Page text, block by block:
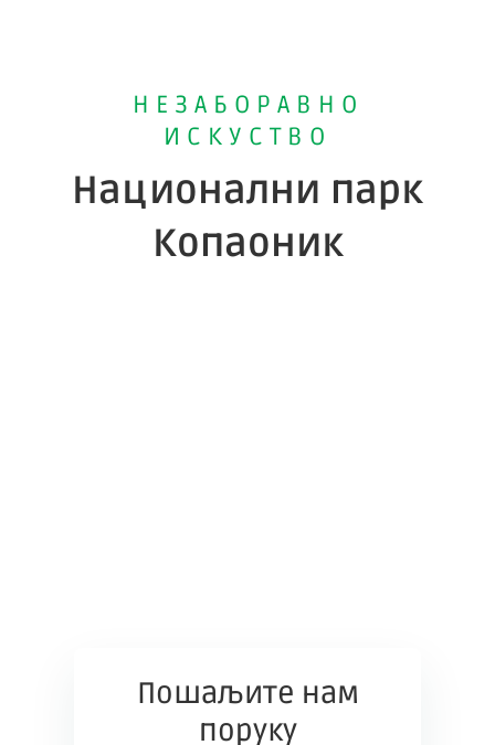
НЕЗАБОРАВНО
ИСКУСТВО
Национални парк
Копаоник
Пошаљите нам
поруку